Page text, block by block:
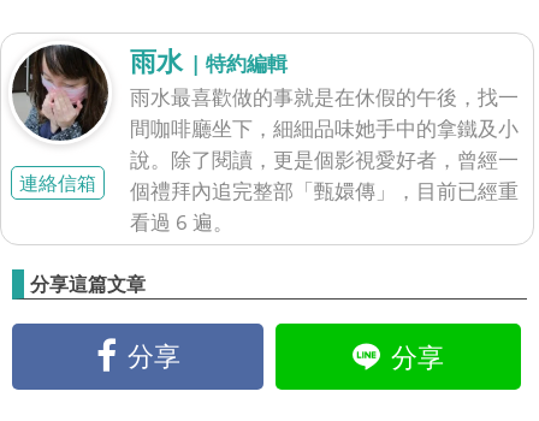
連絡信箱
雨水 | 特約編輯
雨水最喜歡做的事就是在休假的午後，找一
間咖啡廳坐下，細細品味她手中的拿鐵及小
說。除了閱讀，更是個影視愛好者，曾經一
個禮拜內追完整部「甄嬛傳」，目前已經重
看過 6 遍。
分享這篇文章
分享 分享